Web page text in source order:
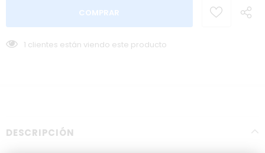
1 clientes están viendo este producto
DESCRIPCIÓN